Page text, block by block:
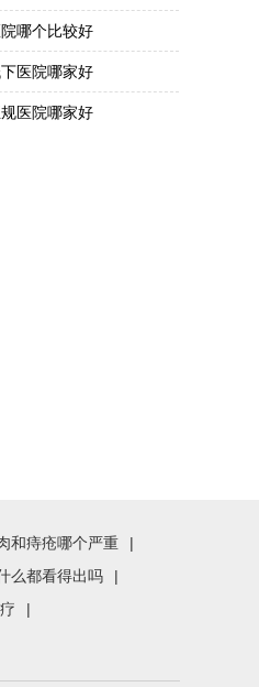
哪个比较好
医院哪家好
医院哪家好
和痔疮哪个严重
|
么都看得出吗
|
|